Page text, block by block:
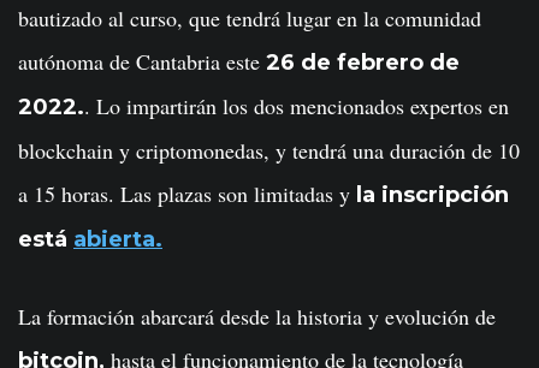
bautizado al curso, que tendrá lugar en la comunidad
autónoma de Cantabria este 26 de febrero de
2022.. Lo impartirán los dos mencionados expertos en
blockchain y criptomonedas, y tendrá una duración de 10
a 15 horas. Las plazas son limitadas y la inscripción
está abierta.
La formación abarcará desde la historia y evolución de
bitcoin, hasta el funcionamiento de la tecnología